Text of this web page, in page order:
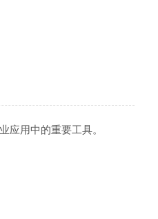
用中的重要工具。